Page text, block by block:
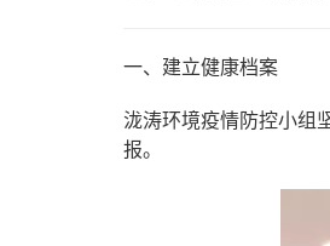
一、建立健康档案
泷涛环境疫情防控小组
报。